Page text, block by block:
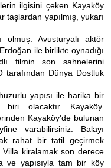
ilgisini çeken Kayaköy
taşlardan yapılmış, yukarı
olmuş. Avusturyalı aktör
ile birlikte oynadığı
filmin son sahnelerini
tarafından Dünya Dostluk
yapısı ile harika bir
olacaktır Kayaköy.
Kayaköy'de bulunan
varabilirsiniz. Balayı
rahat bir tatil geçirmek
kiralamak son derece
ve yapısıyla tam bir köy